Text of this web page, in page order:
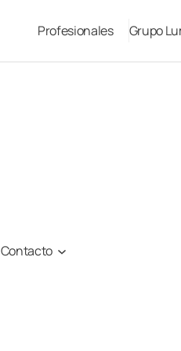
Profesionales Grupo
Contacto